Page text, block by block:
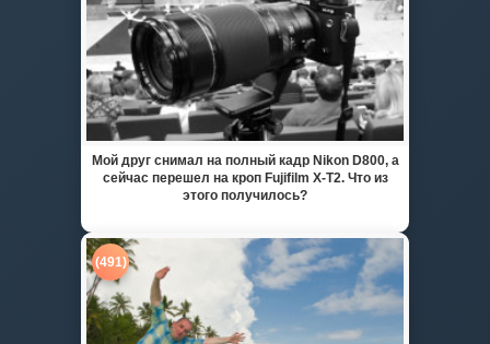
Мой друг снимал на полный кадр Nikon D800, а
сейчас перешел на кроп Fujifilm X-T2. Что из
этого получилось?
(491)